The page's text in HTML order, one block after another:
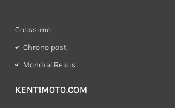
KENT1MOTO.COM
Colissimo
Chrono post
Mondial Relais